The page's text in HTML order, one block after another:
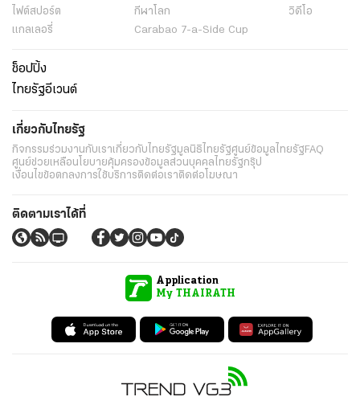
ไฟต์สปอร์ต
กีฬาโลก
วิดีโอ
แกลเลอรี่
Carabao 7-a-Side Cup
ช็อปปิ้ง
ไทยรัฐอีเวนต์
เกี่ยวกับไทยรัฐ
กิจกรรมร่วมงานกับเราเกี่ยวกับไทยรัฐมูลนิธิไทยรัฐศูนย์ข้อมูลไทยรัฐ FAQ
ศูนย์ช่วยเหลือนโยบายคุ้มครองข้อมูลส่วนบุคคลไทยรัฐกรุ๊ป
เงื่อนไขข้อตกลงการใช้บริการติดต่อเราติดต่อโฆษณา
ติดตามเราได้ที่
Application
My THAIRATH